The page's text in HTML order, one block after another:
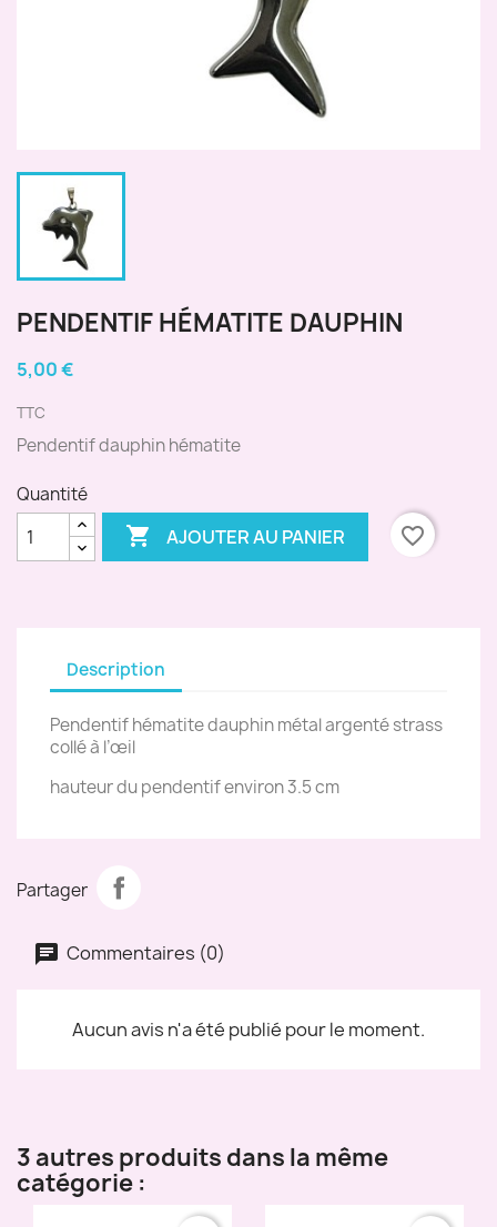
PENDENTIF HÉMATITE DAUPHIN
5,00 €
TTC
Pendentif dauphin hématite
Quantité
 AJOUTER AU PANIER favorite_border
Description
Pendentif hématite dauphin métal argenté strass
collé à l’œil
hauteur du pendentif environ 3.5 cm
Partager
Commentaires (0)
Aucun avis n'a été publié pour le moment.
3 autres produits dans la même
catégorie :